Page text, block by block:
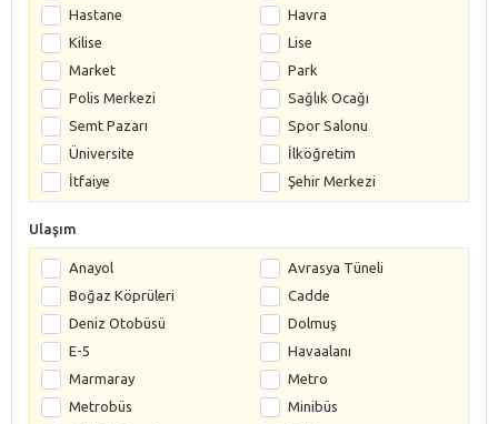
Hastane
Havra
Kilise
Lise
Market
Park
Polis Merkezi
Sağlık Ocağı
Semt Pazarı
Spor Salonu
Üniversite
İlköğretim
İtfaiye
Şehir Merkezi
Ulaşım
Anayol
Avrasya Tüneli
Boğaz Köprüleri
Cadde
Deniz Otobüsü
Dolmuş
E-5
Havaalanı
Marmaray
Metro
Metrobüs
Minibüs